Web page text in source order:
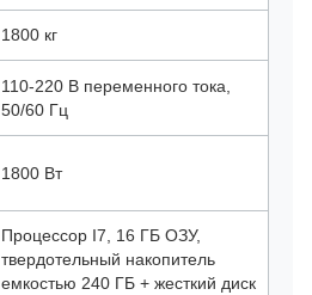
1800 кг
110-220 В переменного тока,
50/60 Гц
1800 Вт
Процессор I7, 16 ГБ ОЗУ,
твердотельный накопитель
емкостью 240 ГБ + жесткий диск